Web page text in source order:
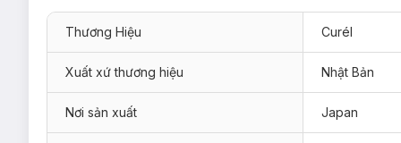
Thương Hiệu Curél
Xuất xứ thương hiệu Nhật Bản
Nơi sản xuất Japan